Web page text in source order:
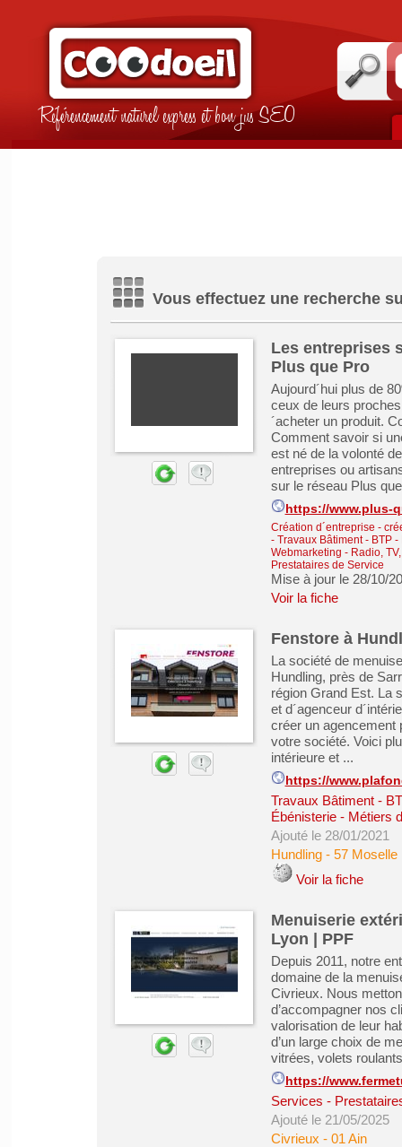
Référencement naturel express et bon jus SEO
Vous effectuez une recherche
Les entreprises
Plus que Pro
Aujourd´hui plus de
ceux de leurs
´acheter un produit.
Comment savoir si
est né de la volonté
entreprises ou
sur le réseau Plus
https://www.plus-
Création d´entreprise -
- Travaux Bâtiment - BTP
Webmarketing - Radio,
Prestataires de Service
Mise à jour le 28/10/
Voir la fiche
Fenstore à
La société de
Hundling, près de
région Grand Est. La
et d´agenceur
créer un agencement
votre société. Voici
intérieure et ...
https://
Travaux Bâtiment -
Ébénisterie - Métiers
Ajouté le 28/01/2021
Hundling- 57 Moselle
Voir la fiche
Menuiserie
Lyon | PPF
Depuis 2011, notre
domaine de la
Civrieux. Nous
d’accompagner nos
valorisation de leur
d’un large choix de
vitrées, volets
https://
Services -
Ajouté le 21/05/2025
Civrieux - 01 Ain